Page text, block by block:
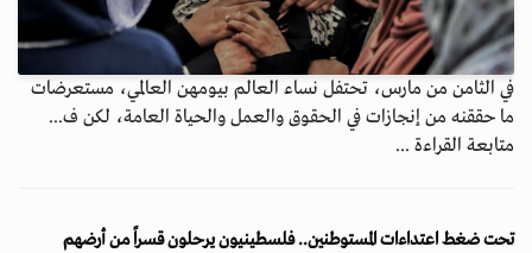
في الثامن من مارس، تحتفل نساء العالم بيومهن العالمي، مستعرضات
ما حققنه من إنجازات في الحقوق والعمل والحياة العامة، لكن ف...
متابعة القراءة ...
تحت ضغط اعتداءات المستوطنين.. فلسطينيون يرحلون قسراً من أرضهم